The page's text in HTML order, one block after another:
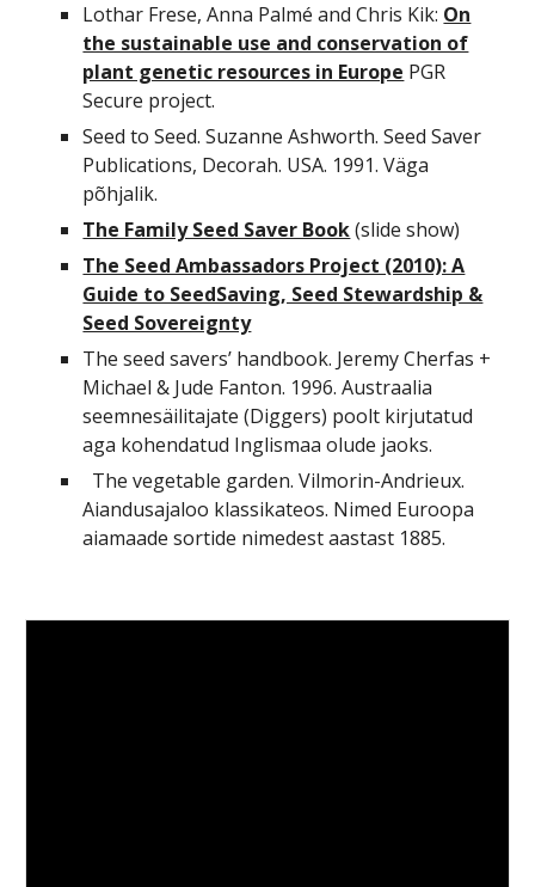
Lothar Frese, Anna Palmé and Chris Kik: On
the sustainable use and conservation of
plant genetic resources in Europe PGR
Secure project.
Seed to Seed. Suzanne Ashworth. Seed Saver
Publications, Decorah. USA. 1991. Väga
põhjalik.
The Family Seed Saver Book(slide show)
The Seed Ambassadors Project (2010): A
Guide to SeedSaving, Seed Stewardship &
Seed Sovereignty
The seed savers’ handbook. Jeremy Cherfas +
Michael & Jude Fanton. 1996. Austraalia
seemnesäilitajate (Diggers) poolt kirjutatud
aga kohendatud Inglismaa olude jaoks.
The vegetable garden. Vilmorin-Andrieux.
Aiandusajaloo klassikateos. Nimed Euroopa
aiamaade sortide nimedest aastast 1885.